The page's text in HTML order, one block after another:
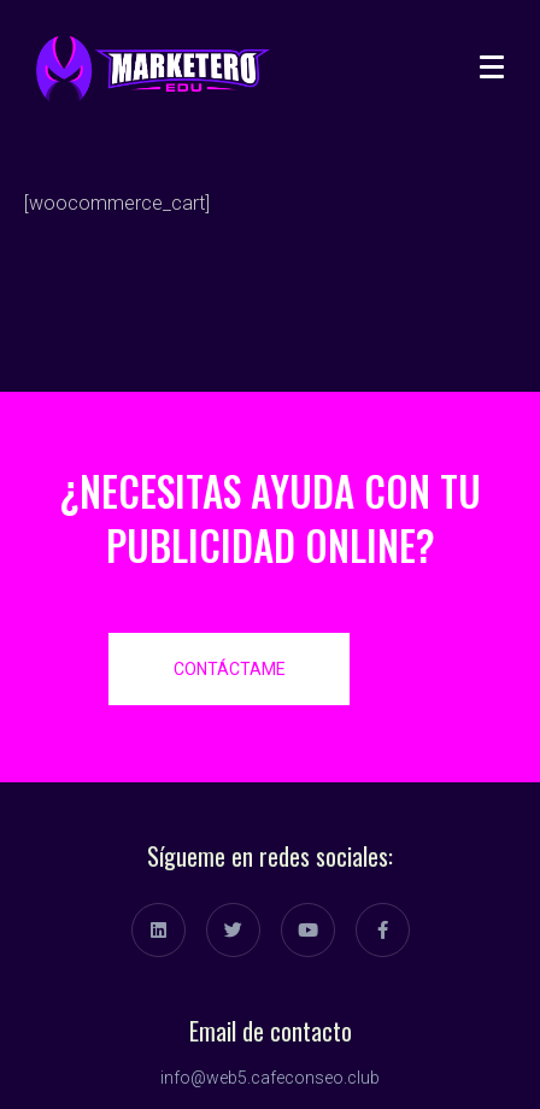
[woocommerce_cart]
¿NECESITAS AYUDA CON TU
PUBLICIDAD ONLINE?
CONTÁCTAME
Sígueme en redes sociales:
Email de contacto
info@web5.cafeconseo.club